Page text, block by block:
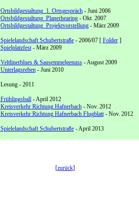
Ortsbildgestaltung 1. Ortsgespräch - Juni 2006
Ortsbildgestaltung Planerhearing- Okt. 2007
Ortsbildgestaltung Projektvorstellung- März 2009
Spielelandschaft Schubertstraße- 2006/07 [ Folder]
Spielplatzfest- März 2009
Veltlinerblues & Sausemmelgenuss- August 2009
Unterlagsreben- Juni 2010
Lesung - 2011
Frühlingsball- April 2012
Kreisverkehr Richtung Hafnerbach- Nov. 2012
Kreisverkehr Richtung Hafnerbach Flugblatt- Nov. 2012
Spielelandschaft Schubertstraße- April 2013
[zurück]